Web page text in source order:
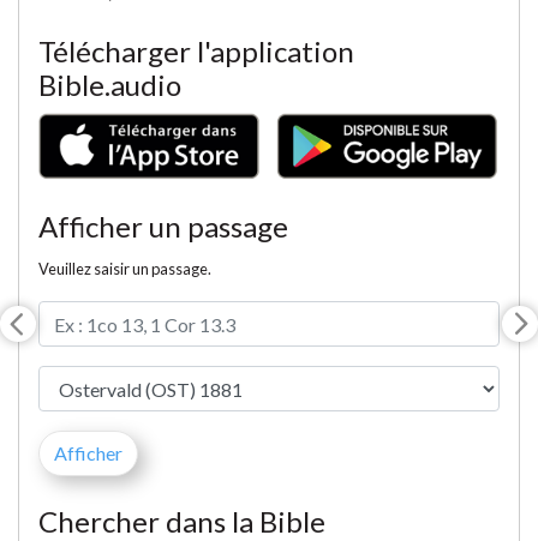
Télécharger l'application
Bible.audio
Afficher un passage
Veuillez saisir un passage.
Chercher dans la Bible